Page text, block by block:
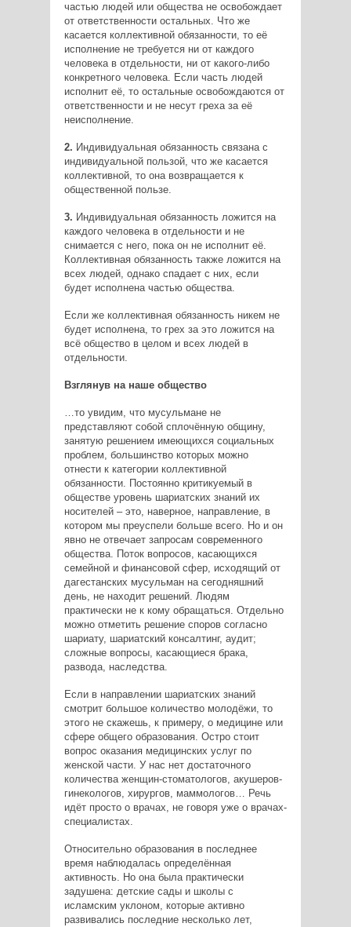
частью людей или общества не освобождает
от ответственности остальных. Что же
касается коллективной обязанности, то её
исполнение не требуется ни от каждого
человека в отдельности, ни от какого-либо
конкретного человека. Если часть людей
исполнит её, то остальные освобождаются от
ответственности и не несут греха за её
неисполнение.
2. Индивидуальная обязанность связана с
индивидуальной пользой, что же касается
коллективной, то она возвращается к
общественной пользе.
3. Индивидуальная обязанность ложится на
каждого человека в отдельности и не
снимается с него, пока он не исполнит её.
Коллективная обязанность также ложится на
всех людей, однако спадает с них, если
будет исполнена частью общества.
Если же коллективная обязанность никем не
будет исполнена, то грех за это ложится на
всё общество в целом и всех людей в
отдельности.
Взглянув на наше общество
…то увидим, что мусульмане не
представляют собой сплочённую общину,
занятую решением имеющихся социальных
проблем, большинство которых можно
отнести к категории коллективной
обязанности. Постоянно критикуемый в
обществе уровень шариатских знаний их
носителей – это, наверное, направление, в
котором мы преуспели больше всего. Но и он
явно не отвечает запросам современного
общества. Поток вопросов, касающихся
семейной и финансовой сфер, исходящий от
дагестанских мусульман на сегодняшний
день, не находит решений. Людям
практически не к кому обращаться. Отдельно
можно отметить решение споров согласно
шариату, шариатский консалтинг, аудит;
сложные вопросы, касающиеся брака,
развода, наследства.
Если в направлении шариатских знаний
смотрит большое количество молодёжи, то
этого не скажешь, к примеру, о медицине или
сфере общего образования. Остро стоит
вопрос оказания медицинских услуг по
женской части. У нас нет достаточного
количества женщин-стоматологов, акушеров-
гинекологов, хирургов, маммологов… Речь
идёт просто о врачах, не говоря уже о врачах-
специалистах.
Относительно образования в последнее
время наблюдалась определённая
активность. Но она была практически
задушена: детские сады и школы с
исламским уклоном, которые активно
развивались последние несколько лет,